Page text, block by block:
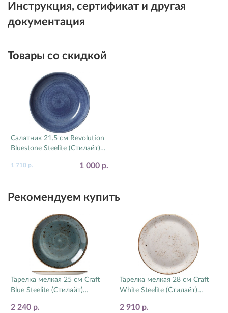
Инструкция, сертификат и другая
документация
Товары со скидкой
Салатник 21.5 см Revolution
Bluestone Steelite (Стилайт)
1 000 р.
1 710 р.
Рекомендуем купить
Тарелка мелкая 25 см Craft
Blue Steelite (Стилайт)
2 240 р.
Тарелка мелкая 28 см Craft
White Steelite (Стилайт)
2 910 р.